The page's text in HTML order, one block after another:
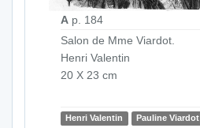
A p. 184
Salon de Mme Viardot.
Henri Valentin
20 X 23 cm
Henri Valentin Pauline Viardot